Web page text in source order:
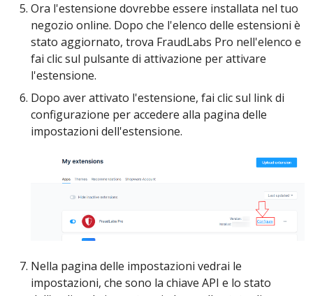
Ora l'estensione dovrebbe essere installata nel tuo
negozio online. Dopo che l'elenco delle estensioni è
stato aggiornato, trova FraudLabs Pro nell'elenco e
fai clic sul pulsante di attivazione per attivare
l'estensione.
Dopo aver attivato l'estensione, fai clic sul link di
configurazione per accedere alla pagina delle
impostazioni dell'estensione.
Nella pagina delle impostazioni vedrai le
impostazioni, che sono la chiave API e lo stato